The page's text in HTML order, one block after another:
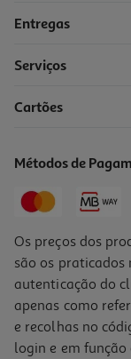
Entregas
Serviços
Cartões
Métodos de
Os preços dos
são os praticados
autenticação do
apenas como
e recolhas no
login e em